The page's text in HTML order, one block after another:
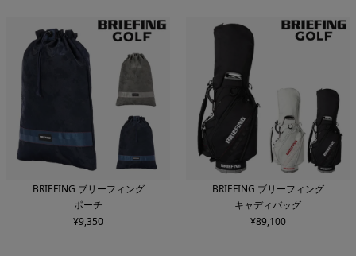
BRIEFING ブリーフィング
ポーチ
¥9,350
BRIEFING ブリーフィング
キャディバッグ
¥89,100